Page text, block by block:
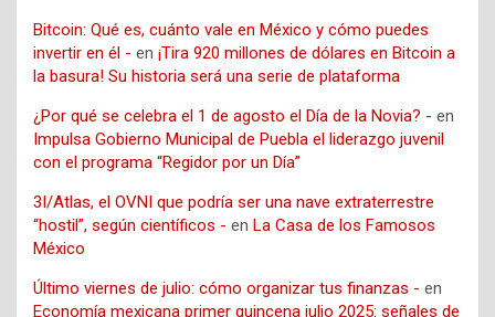
Bitcoin: Qué es, cuánto vale en México y cómo puedes
invertir en él - en ¡Tira 920 millones de dólares en Bitcoin a
la basura! Su historia será una serie de plataforma
¿Por qué se celebra el 1 de agosto el Día de la Novia? - en
Impulsa Gobierno Municipal de Puebla el liderazgo juvenil
con el programa “Regidor por un Día”
3I/Atlas, el OVNI que podría ser una nave extraterrestre
“hostil”, según científicos - en La Casa de los Famosos
México
Último viernes de julio: cómo organizar tus finanzas - en
Economía mexicana primer quincena julio 2025: señales de